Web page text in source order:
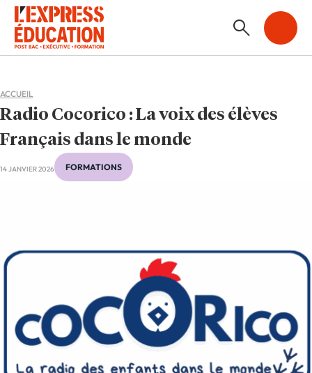
Radio Cocorico : La voix des élèves
Français dans le monde
14 JANVIER 2026 FORMATIONS
ACCUEIL